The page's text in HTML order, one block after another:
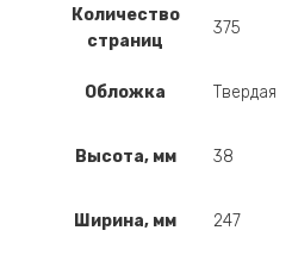
Количество
страниц
375
Обложка Твердая
Высота, мм 38
Ширина, мм 247